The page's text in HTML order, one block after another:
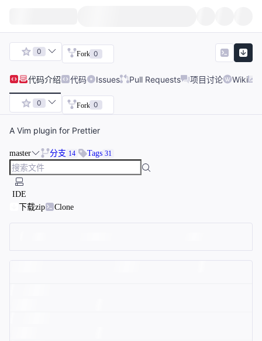
0 Fork 0
代码介绍 代码 Issues Pull Requests 项目讨论 Wiki
0 Fork 0
A Vim plugin for Prettier
master 分支 14 Tags 31
IDE
下载zip
Clone